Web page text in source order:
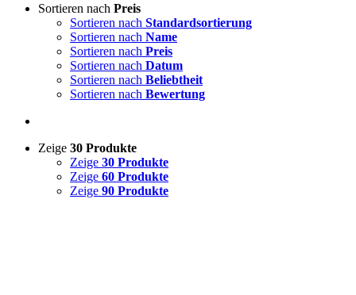
Sortieren nach Preis
Sortieren nach Standardsortierung
Sortieren nach Name
Sortieren nach Preis
Sortieren nach Datum
Sortieren nach Beliebtheit
Sortieren nach Bewertung
Zeige 30 Produkte
Zeige 30 Produkte
Zeige 60 Produkte
Zeige 90 Produkte